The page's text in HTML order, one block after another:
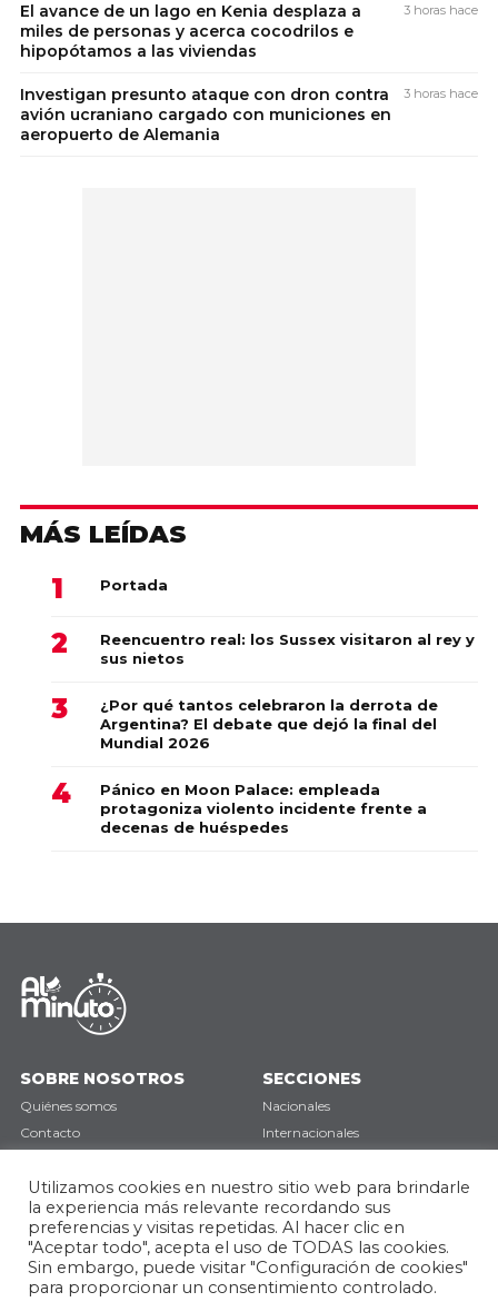
El avance de un lago en Kenia desplaza a
miles de personas y acerca cocodrilos e
hipopótamos a las viviendas
3 horas hace
Investigan presunto ataque con dron contra
avión ucraniano cargado con municiones en
aeropuerto de Alemania
3 horas hace
MÁS LEÍDAS
Portada
Reencuentro real: los Sussex visitaron al rey y
sus nietos
¿Por qué tantos celebraron la derrota de
Argentina? El debate que dejó la final del
Mundial 2026
Pánico en Moon Palace: empleada
protagoniza violento incidente frente a
decenas de huéspedes
SOBRE NOSOTROS
Quiénes somos
Contacto
SECCIONES
Nacionales
Internacionales
Opinión
SÍGUENOS
Utilizamos cookies en nuestro sitio web para brindarle
la experiencia más relevante recordando sus
preferencias y visitas repetidas. Al hacer clic en
"Aceptar todo", acepta el uso de TODAS las cookies.
Sin embargo, puede visitar "Configuración de cookies"
para proporcionar un consentimiento controlado.